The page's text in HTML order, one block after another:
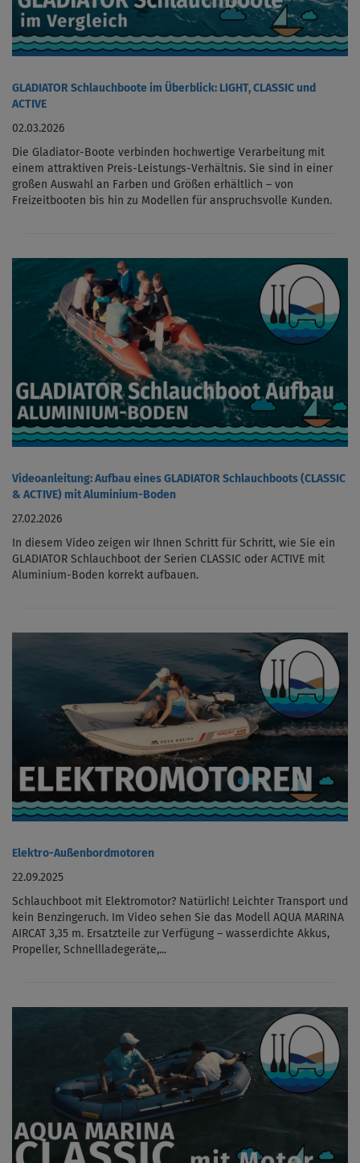
GLADIATOR Schlauchboote im Überblick: LIGHT, CLASSIC und
ACTIVE
02.03.2026
Die Gladiator-Boote verbinden hochwertige Verarbeitung mit
einem attraktiven Preis-Leistungs-Verhältnis. Sie sind in einer
großen Auswahl an Farben und Größen erhältlich – von
Freizeitbooten bis hin zu Modellen für anspruchsvolle Kunden.
Videoanleitung: Aufbau eines GLADIATOR Schlauchboots (CLASSIC
& ACTIVE) mit Aluminium-Boden
27.02.2026
In diesem Video zeigen wir Ihnen Schritt für Schritt, wie Sie ein
GLADIATOR Schlauchboot der Serien CLASSIC oder ACTIVE mit
Aluminium-Boden korrekt aufbauen.
Elektro-Außenbordmotoren
22.09.2025
Schlauchboot mit Elektromotor? Natürlich! Leichter Transport und
kein Benzingeruch. Im Video sehen Sie das Modell AQUA MARINA
AIRCAT 3,35 m. Ersatzteile zur Verfügung – wasserdichte Akkus,
Propeller, Schnellladegeräte,...